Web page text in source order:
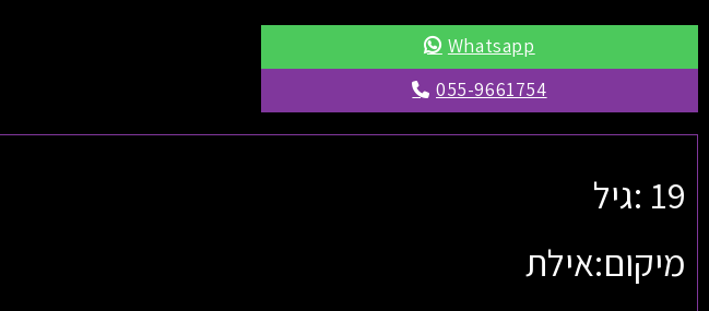
Whatsapp
055-9661754
19 :גיל
מיקום:אילת